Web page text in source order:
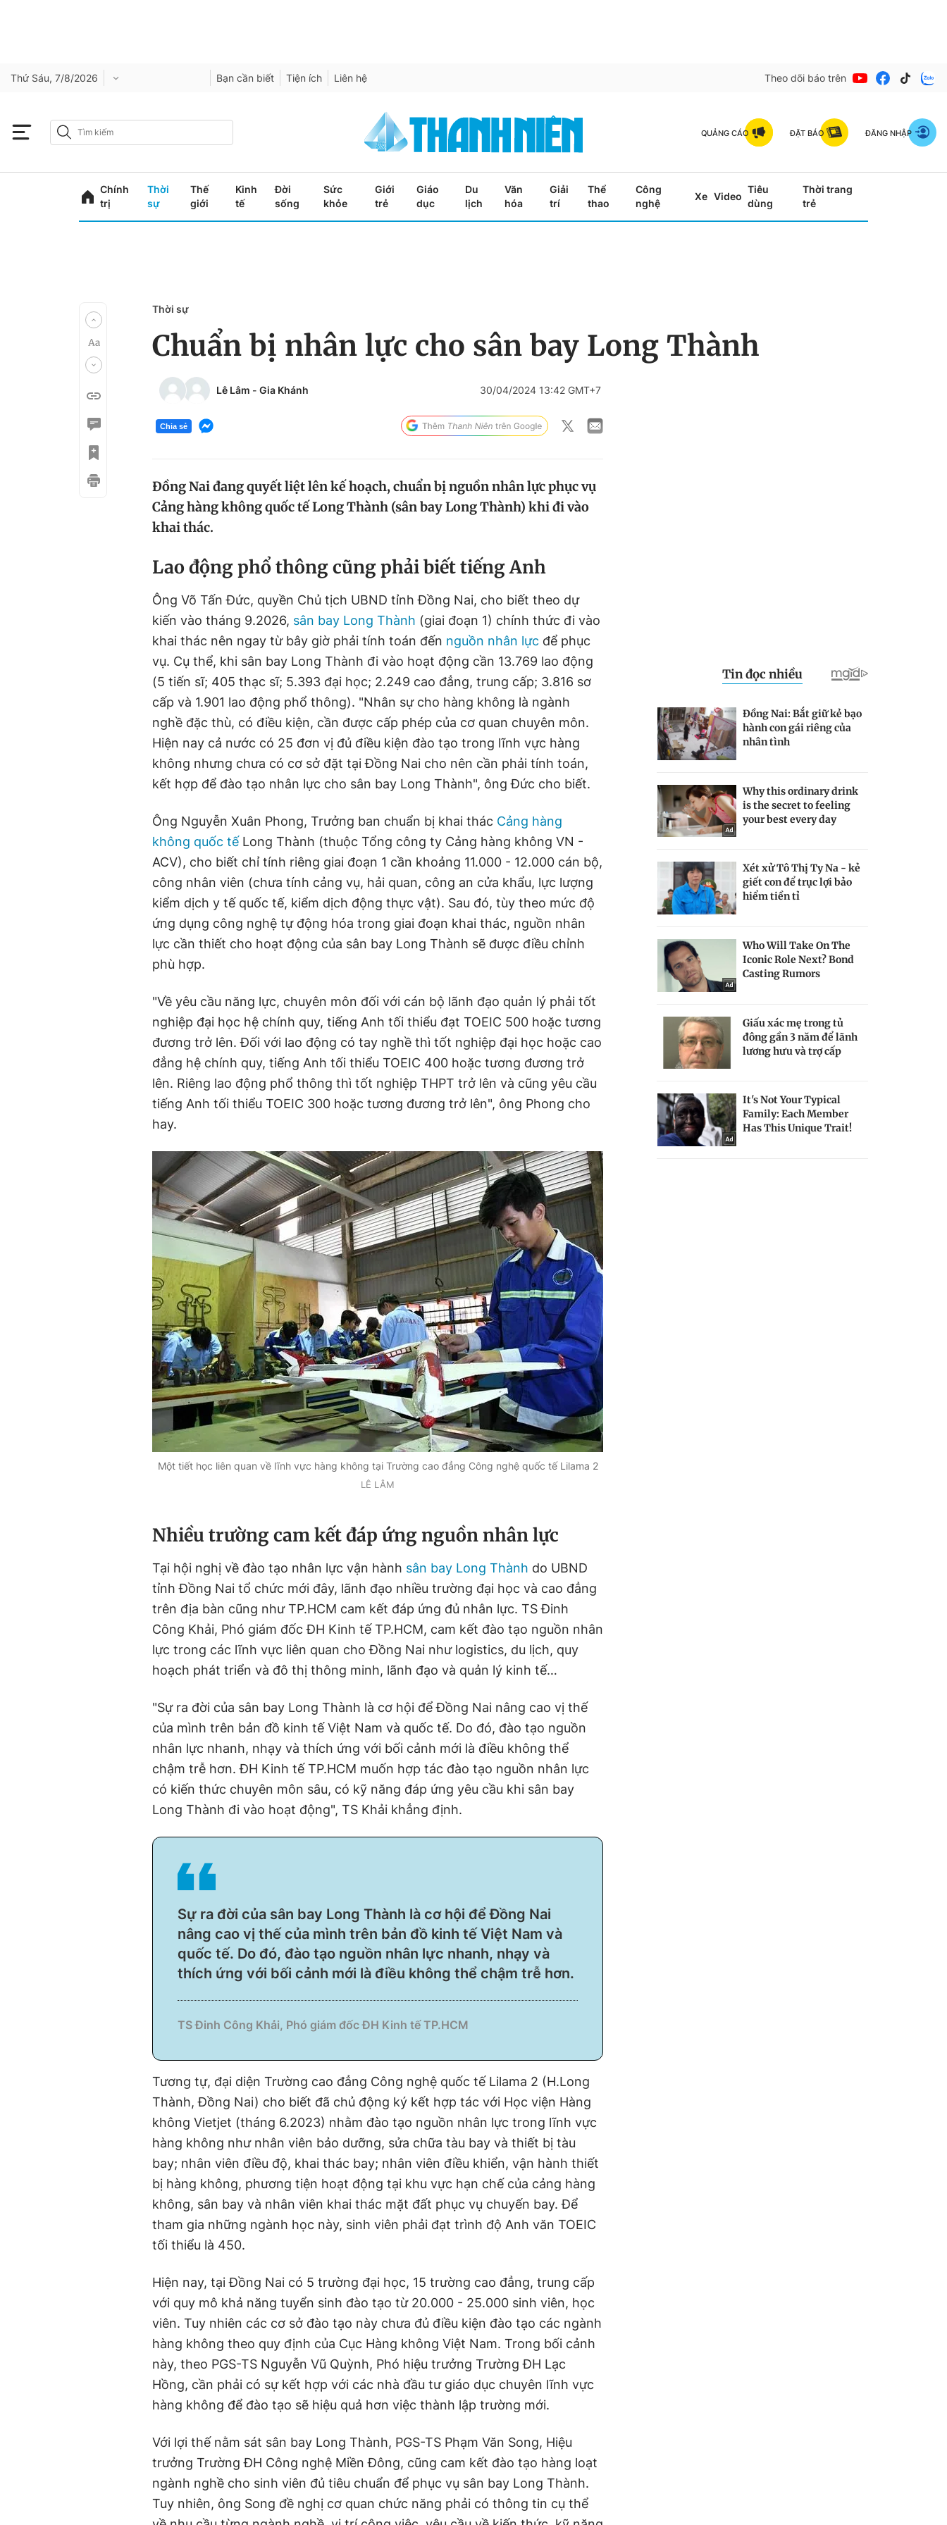
Thứ Sáu, 7/8/2026 Bạn cần biết Tiện ích Liên hệ Theo dõi báo trên
QUẢNG CÁO ĐẶT BÁO ĐĂNG NHẬP
Chính
trị
Thời
sự
Thế
giới
Kinh
tế
Đời
sống
Sức
khỏe
Giới
trẻ
Giáo
dục
Du
lịch
Văn
hóa
Giải
trí
Thể
thao
Công
nghệ
Xe Video
Tiêu
dùng
Thời trang
trẻ
Thời sự
Chuẩn bị nhân lực cho sân bay Long Thành
Lê Lâm - Gia Khánh 30/04/2024 13:42 GMT+7
Chia sẻ
Đồng Nai đang quyết liệt lên kế hoạch, chuẩn bị nguồn nhân lực phục vụ
Cảng hàng không quốc tế Long Thành (sân bay Long Thành) khi đi vào
khai thác.
Lao động phổ thông cũng phải biết tiếng Anh
Ông Võ Tấn Đức, quyền Chủ tịch UBND tỉnh Đồng Nai, cho biết theo dự
kiến vào tháng 9.2026, sân bay Long Thành (giai đoạn 1) chính thức đi vào
khai thác nên ngay từ bây giờ phải tính toán đến nguồn nhân lực để phục
vụ. Cụ thể, khi sân bay Long Thành đi vào hoạt động cần 13.769 lao động
(5 tiến sĩ; 405 thạc sĩ; 5.393 đại học; 2.249 cao đẳng, trung cấp; 3.816 sơ
cấp và 1.901 lao động phổ thông). "Nhân sự cho hàng không là ngành
nghề đặc thù, có điều kiện, cần được cấp phép của cơ quan chuyên môn.
Hiện nay cả nước có 25 đơn vị đủ điều kiện đào tạo trong lĩnh vực hàng
không nhưng chưa có cơ sở đặt tại Đồng Nai cho nên cần phải tính toán,
kết hợp để đào tạo nhân lực cho sân bay Long Thành", ông Đức cho biết.
Ông Nguyễn Xuân Phong, Trưởng ban chuẩn bị khai thác Cảng hàng
không quốc tếLong Thành (thuộc Tổng công ty Cảng hàng không VN -
ACV), cho biết chỉ tính riêng giai đoạn 1 cần khoảng 11.000 - 12.000 cán bộ,
công nhân viên (chưa tính cảng vụ, hải quan, công an cửa khẩu, lực lượng
kiểm dịch y tế quốc tế, kiểm dịch động thực vật). Sau đó, tùy theo mức độ
ứng dụng công nghệ tự động hóa trong giai đoạn khai thác, nguồn nhân
lực cần thiết cho hoạt động của sân bay Long Thành sẽ được điều chỉnh
phù hợp.
"Về yêu cầu năng lực, chuyên môn đối với cán bộ lãnh đạo quản lý phải tốt
nghiệp đại học hệ chính quy, tiếng Anh tối thiểu đạt TOEIC 500 hoặc tương
đương trở lên. Đối với lao động có tay nghề thì tốt nghiệp đại học hoặc cao
đẳng hệ chính quy, tiếng Anh tối thiểu TOEIC 400 hoặc tương đương trở
lên. Riêng lao động phổ thông thì tốt nghiệp THPT trở lên và cũng yêu cầu
tiếng Anh tối thiểu TOEIC 300 hoặc tương đương trở lên", ông Phong cho
hay.
Một tiết học liên quan về lĩnh vực hàng không tại Trường cao đẳng Công nghệ quốc tế Lilama 2
LÊ LÂM
Nhiều trường cam kết đáp ứng nguồn nhân lực
Tại hội nghị về đào tạo nhân lực vận hành sân bay Long Thành do UBND
tỉnh Đồng Nai tổ chức mới đây, lãnh đạo nhiều trường đại học và cao đẳng
trên địa bàn cũng như TP.HCM cam kết đáp ứng đủ nhân lực. TS Đinh
Công Khải, Phó giám đốc ĐH Kinh tế TP.HCM, cam kết đào tạo nguồn nhân
lực trong các lĩnh vực liên quan cho Đồng Nai như logistics, du lịch, quy
hoạch phát triển và đô thị thông minh, lãnh đạo và quản lý kinh tế…
"Sự ra đời của sân bay Long Thành là cơ hội để Đồng Nai nâng cao vị thế
của mình trên bản đồ kinh tế Việt Nam và quốc tế. Do đó, đào tạo nguồn
nhân lực nhanh, nhạy và thích ứng với bối cảnh mới là điều không thể
chậm trễ hơn. ĐH Kinh tế TP.HCM muốn hợp tác đào tạo nguồn nhân lực
có kiến thức chuyên môn sâu, có kỹ năng đáp ứng yêu cầu khi sân bay
Long Thành đi vào hoạt động", TS Khải khẳng định.
Sự ra đời của sân bay Long Thành là cơ hội để Đồng Nai
nâng cao vị thế của mình trên bản đồ kinh tế Việt Nam và
quốc tế. Do đó, đào tạo nguồn nhân lực nhanh, nhạy và
thích ứng với bối cảnh mới là điều không thể chậm trễ hơn.
TS Đinh Công Khải, Phó giám đốc ĐH Kinh tế TP.HCM
Tương tự, đại diện Trường cao đẳng Công nghệ quốc tế Lilama 2 (H.Long
Thành, Đồng Nai) cho biết đã chủ động ký kết hợp tác với Học viện Hàng
không Vietjet (tháng 6.2023) nhằm đào tạo nguồn nhân lực trong lĩnh vực
hàng không như nhân viên bảo dưỡng, sửa chữa tàu bay và thiết bị tàu
bay; nhân viên điều độ, khai thác bay; nhân viên điều khiển, vận hành thiết
bị hàng không, phương tiện hoạt động tại khu vực hạn chế của cảng hàng
không, sân bay và nhân viên khai thác mặt đất phục vụ chuyến bay. Để
tham gia những ngành học này, sinh viên phải đạt trình độ Anh văn TOEIC
tối thiểu là 450.
Hiện nay, tại Đồng Nai có 5 trường đại học, 15 trường cao đẳng, trung cấp
với quy mô khả năng tuyển sinh đào tạo từ 20.000 - 25.000 sinh viên, học
viên. Tuy nhiên các cơ sở đào tạo này chưa đủ điều kiện đào tạo các ngành
hàng không theo quy định của Cục Hàng không Việt Nam. Trong bối cảnh
này, theo PGS-TS Nguyễn Vũ Quỳnh, Phó hiệu trưởng Trường ĐH Lạc
Hồng, cần phải có sự kết hợp với các nhà đầu tư giáo dục chuyên lĩnh vực
hàng không để đào tạo sẽ hiệu quả hơn việc thành lập trường mới.
Với lợi thế nằm sát sân bay Long Thành, PGS-TS Phạm Văn Song, Hiệu
trưởng Trường ĐH Công nghệ Miền Đông, cũng cam kết đào tạo hàng loạt
ngành nghề cho sinh viên đủ tiêu chuẩn để phục vụ sân bay Long Thành.
Tuy nhiên, ông Song đề nghị cơ quan chức năng phải có thông tin cụ thể